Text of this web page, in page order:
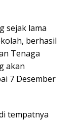
sejak lama
berhasil
Tenaga
akan
7 Desember
tempatnya